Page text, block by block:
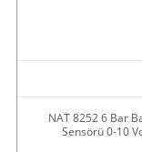
NAT 8252 6 Bar
Sensörü 0-10